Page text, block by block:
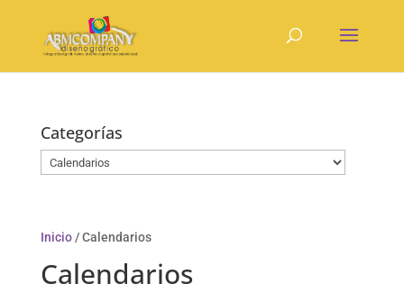
Inicio/ Calendarios
Calendarios
Categorías